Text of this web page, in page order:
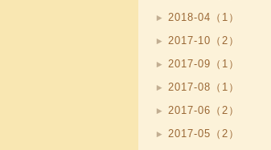
2018-04（1）
2017-10（2）
2017-09（1）
2017-08（1）
2017-06（2）
2017-05（2）